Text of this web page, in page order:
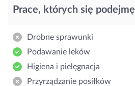
Prace, których się podejmę
Drobne sprawunki
Podawanie leków
Higiena i pielęgnacja
Przyrządzanie posiłków